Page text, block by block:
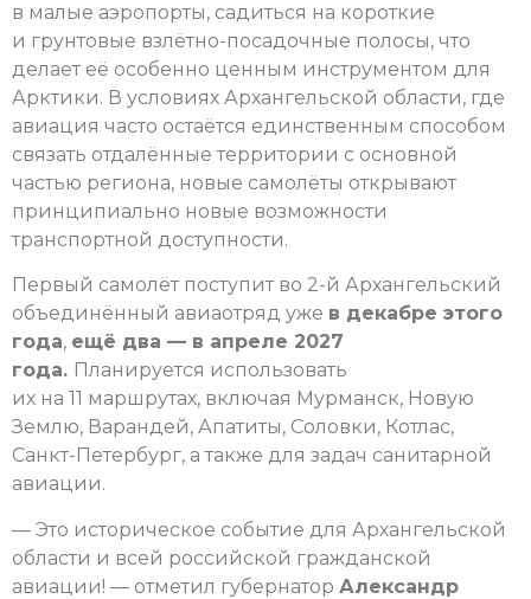
в малые аэропорты, садиться на короткие
и грунтовые взлётно-посадочные полосы, что
делает её особенно ценным инструментом для
Арктики. В условиях Архангельской области, где
авиация часто остаётся единственным способом
связать отдалённые территории с основной
частью региона, новые самолёты открывают
принципиально новые возможности
транспортной доступности.
Первый самолёт поступит во 2-й Архангельский
объединённый авиаотряд уже в декабре этого
года, ещё два — в апреле 2027
года. Планируется использовать
их на 11 маршрутах, включая Мурманск, Новую
Землю, Варандей, Апатиты, Соловки, Котлас,
Санкт-Петербург, а также для задач санитарной
авиации.
— Это историческое событие для Архангельской
области и всей российской гражданской
авиации! — отметил губернатор Александр